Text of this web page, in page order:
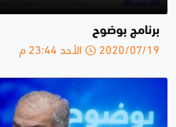
برنامج بوضوح
2020/07/19 الأحد 23:44 م